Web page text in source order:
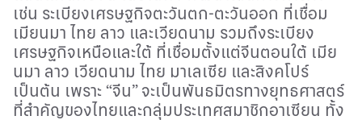
เช่น ระเบียงเศรษฐกิจตะวันตก-ตะวันออก ที่เชื่อม
เมียนมา ไทย ลาว และเวียดนาม รวมถึงระเบียง
เศรษฐกิจเหนือและใต้ ที่เชื่อมตั้งแต่จีนตอนใต้ เมีย
นมา ลาว เวียดนาม ไทย มาเลเซีย และสิงคโปร์
เป็นต้น เพราะ “จีน” จะเป็นพันธมิตรทางยุทธศาสตร์
ที่สำคัญของไทยและกลุ่มประเทศสมาชิกอาเซียน ทั้ง